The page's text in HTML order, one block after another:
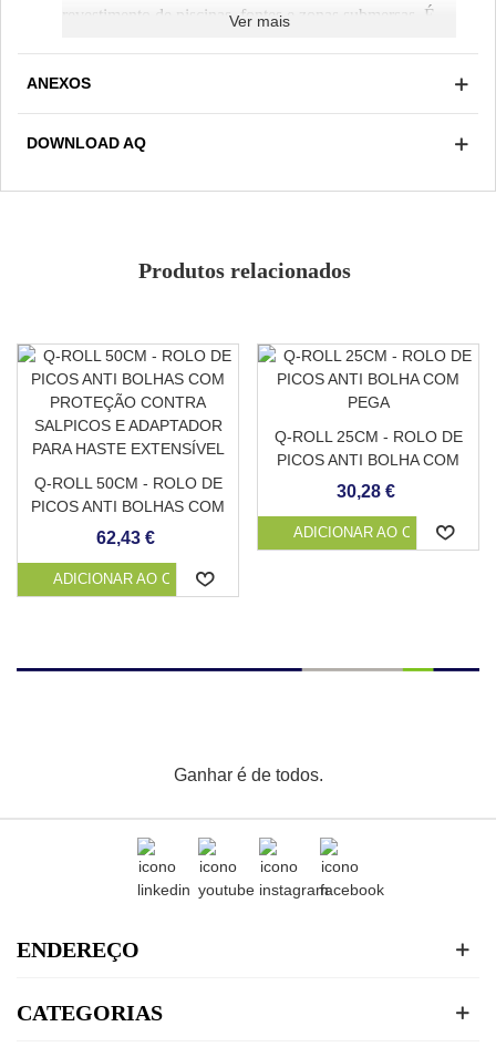
revestimento de piscinas, fontes e zonas submersas. É
espessura de 1cm (
palustra e no dia seguinte é lavado com um decapante
Resistente e durável
Resistente a manchas
Adaptável a qualquer superfície
Ver mais
ANEXOS
DOWNLOAD AQ
Produtos relacionados
Q-ROLL 50CM - ROLO DE
PICOS ANTI BOLHAS COM
PROTEÇÃO CONTRA
PARA HASTE EXTENSÍVEL
62,43 €
ADICIONAR AO CARRINHO
Q-ROLL 25CM - ROLO DE
PICOS ANTI BOLHA COM
PEGA
30,28 €
ADICIONAR AO CARRINHO
Ganhar é de todos.
ENDEREÇO
CATEGORIAS